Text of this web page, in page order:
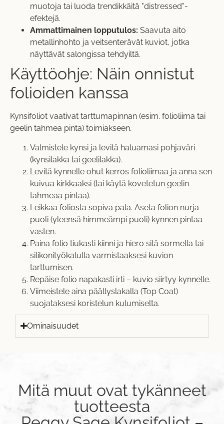
muotoja tai luoda trendikkäitä "distressed"-
efektejä.
Ammattimainen lopputulos: Saavuta aito
metallinhohto ja veitsenterävät kuviot, jotka
näyttävät salongissa tehdyiltä.
Käyttöohje: Näin onnistut
folioiden kanssa
Kynsifoliot vaativat tarttumapinnan (esim. folioliima tai
geelin tahmea pinta) toimiakseen.
Valmistele kynsi ja levitä haluamasi pohjaväri
(kynsilakka tai geelilakka).
Levitä kynnelle ohut kerros folioliimaa ja anna sen
kuivua kirkkaaksi (tai käytä kovetetun geelin
tahmeaa pintaa).
Leikkaa foliosta sopiva pala. Aseta folion nurja
puoli (yleensä himmeämpi puoli) kynnen pintaa
vasten.
Paina folio tiukasti kiinni ja hiero sitä sormella tai
silikonityökalulla varmistaaksesi kuvion
tarttumisen.
Repäise folio napakasti irti – kuvio siirtyy kynnelle.
Viimeistele aina päällyslakalla (Top Coat)
suojataksesi koristelun kulumiselta.
Ominaisuudet
Mitä muut ovat tykänneet
tuotteesta